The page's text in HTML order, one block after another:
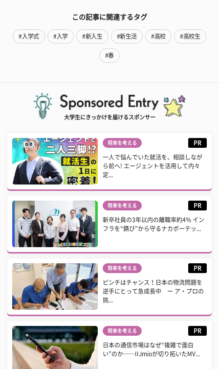
この記事に関連するタグ
#入学式 #入学 #新入生 #新生活 #高校 #高校生
#春
大学生にきっかけを届けるスポンサー
将来を考える PR
一人で悩んでいた就活を、相談しなが
ら前へ! エージェントを活用して内々
定...
将来を考える PR
新卒社員の3年以内の離職率約4% イン
フラを“錆び”から守るナカボーテッ...
将来を考える PR
ピンチはチャンス！日本の物流問題を
逆手にとって急成長中 ー ア・プロの
挑...
将来を考える PR
日本の通信市場はなぜ“複雑で面白
い”のか──IIJmioが切り拓いたMV...